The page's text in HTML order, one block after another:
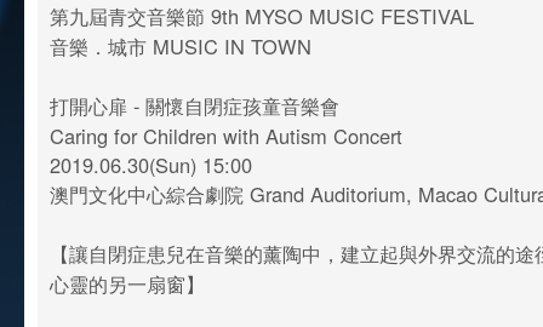
第九屆青交音樂節 9th MYSO MUSIC FESTIVAL
音樂．城市 MUSIC IN TOWN
打開心扉 - 關懷自閉症孩童音樂會
Caring for Children with Autism Concert
2019.06.30(Sun) 15:00
澳門文化中心綜合劇院 Grand Auditorium, Macao
【讓自閉症患兒在音樂的薰陶中，建立起與外界交流的
心靈的另一扇窗】